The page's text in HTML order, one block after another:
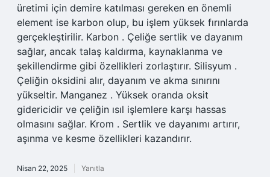
üretimi için demire katılması gereken en önemli
element ise karbon olup, bu işlem yüksek fırınlarda
gerçekleştirilir. Karbon . Çeliğe sertlik ve dayanım
sağlar, ancak talaş kaldırma, kaynaklanma ve
şekillendirme gibi özellikleri zorlaştırır. Silisyum .
Çeliğin oksidini alır, dayanım ve akma sınırını
yükseltir. Manganez . Yüksek oranda oksit
gidericidir ve çeliğin ısıl işlemlere karşı hassas
olmasını sağlar. Krom . Sertlik ve dayanımı artırır,
aşınma ve kesme özellikleri kazandırır.
Nisan 22, 2025 Yanıtla